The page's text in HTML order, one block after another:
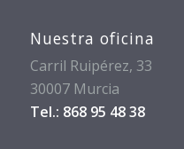
Nuestra oficina
Carril Ruipérez, 33
30007 Murcia
Tel.: 868 95 48 38